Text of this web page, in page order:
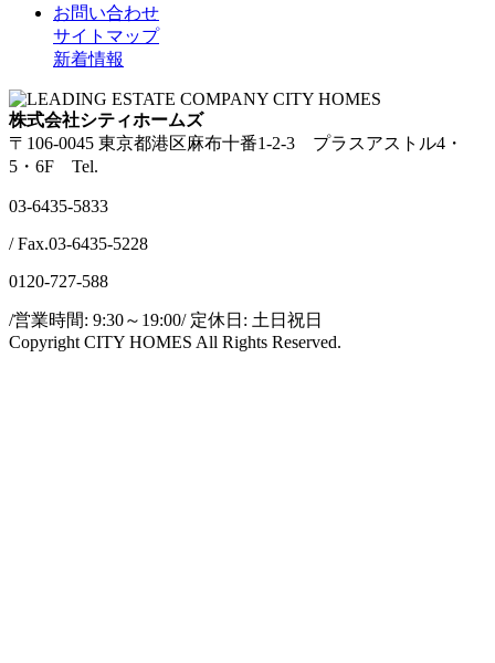
お問い合わせ
サイトマップ
新着情報
株式会社シティホームズ
〒106-0045 東京都港区麻布十番1-2-3 プラスアストル4・
5・6F Tel.
03-6435-5833
/ Fax.03-6435-5228
0120-727-588
/営業時間: 9:30～19:00/ 定休日: 土日祝日
Copyright CITY HOMES All Rights Reserved.